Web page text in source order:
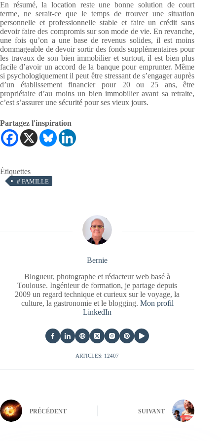
En résumé, la location reste une bonne solution de court
terme, ne serait-ce que le temps de trouver une situation
personnelle et professionnelle stable et faire un crédit sans
devoir faire des compromis sur son mode de vie. En revanche,
une fois qu’on a une base de revenus solides, il est moins
dommageable de devoir sortir des fonds supplémentaires pour
les travaux de son bien immobilier et surtout, il est bien plus
facile d’avoir un accord de la banque pour emprunter. Même
si psychologiquement il peut être stressant de s’engager auprès
d’un établissement financier pour 20 ou 25 ans, être
propriétaire d’au moins un bien immobilier avant sa retraite,
c’est s’assurer une sécurité pour ses vieux jours.
Partagez l'inspiration
Étiquettes
# FAMILLE
Bernie
Blogueur, photographe et rédacteur web basé à
Toulouse. Ingénieur de formation, je partage depuis
2009 un regard technique et curieux sur le voyage, la
culture, la gastronomie et le blogging. Mon profil
LinkedIn
ARTICLES: 12407
PRÉCÉDENT SUIVANT